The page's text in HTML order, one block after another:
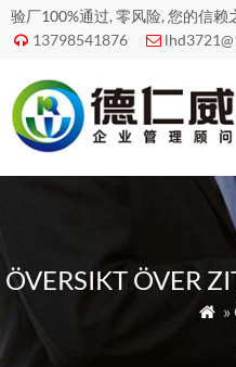
验厂100%通过, 零风险, 您的信赖
 13798541876 
ÖVERSIKT ÖVER
